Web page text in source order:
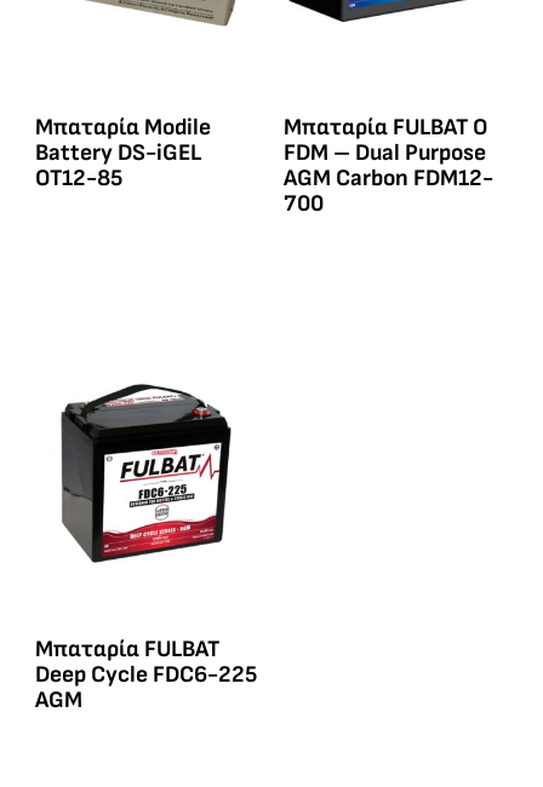
Μπαταρία Modile
Battery DS-iGEL
OT12-85
Μπαταρία FULBAT O
FDM – Dual Purpose
AGM Carbon FDM12-
700
Μπαταρία FULBAT
Deep Cycle FDC6-225
AGM